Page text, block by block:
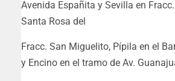
Avenida Españita y Sevilla en
Santa Rosa del
Fracc. San Miguelito, Pípila en el
y Encino en el tramo de Av.